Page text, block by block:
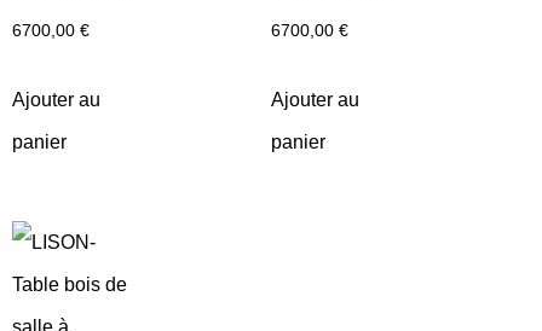
6700,00 €
Ajouter au
panier
6700,00 €
Ajouter au
panier